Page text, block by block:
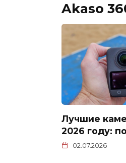
Akaso
Лучшие
2026 году:
02.07.2026